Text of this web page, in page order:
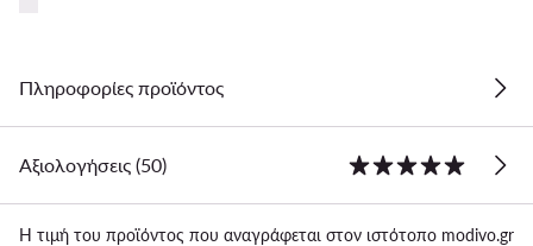
Πληροφορίες προϊόντος
Αξιολογήσεις (50)
Η τιμή του προϊόντος που αναγράφεται στον ιστότοπο modivo.gr